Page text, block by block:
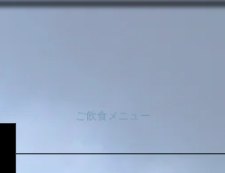
ご飲食メニュー